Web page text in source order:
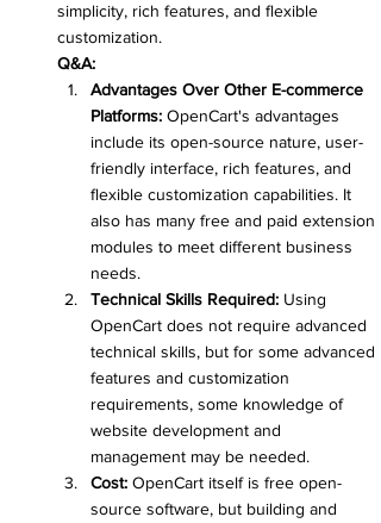
simplicity, rich features, and flexible
customization.
Q&A:
Advantages Over Other E-commerce
Platforms: OpenCart's advantages
include its open-source nature, user-
friendly interface, rich features, and
flexible customization capabilities. It
also has many free and paid extension
modules to meet different business
needs.
Technical Skills Required: Using
OpenCart does not require advanced
technical skills, but for some advanced
features and customization
requirements, some knowledge of
website development and
management may be needed.
Cost: OpenCart itself is free open-
source software, but building and